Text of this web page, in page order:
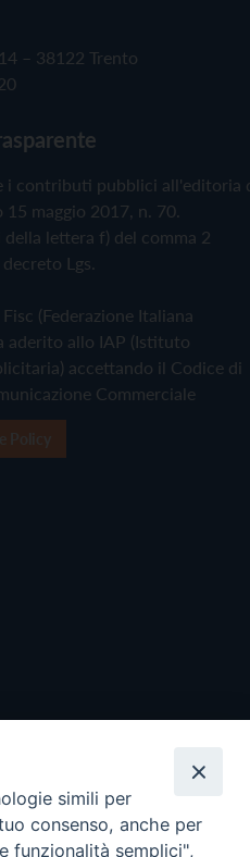
– 38122 Trento
i contributi pubblici all'editoria
maggio 2017, n. 70.
della lettera f) del comma 2
Lgs.
(Federazione Italiana
aderito allo IAP (Istituto
accettando il Codice di
Commerciale
simili per
consenso, anche per
funzionalità semplici",